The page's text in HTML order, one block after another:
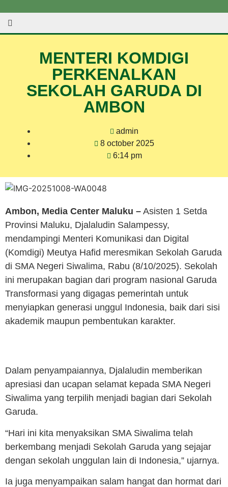
MENTERI KOMDIGI
PERKENALKAN
SEKOLAH GARUDA DI
AMBON
admin
8 october 2025
6:14 pm
Ambon, Media Center Maluku – Asisten 1 Setda
Provinsi Maluku, Djalaludin Salampessy,
mendampingi Menteri Komunikasi dan Digital
(Komdigi) Meutya Hafid meresmikan Sekolah Garuda
di SMA Negeri Siwalima, Rabu (8/10/2025). Sekolah
ini merupakan bagian dari program nasional Garuda
Transformasi yang digagas pemerintah untuk
menyiapkan generasi unggul Indonesia, baik dari sisi
akademik maupun pembentukan karakter.
Dalam penyampaiannya, Djalaludin memberikan
apresiasi dan ucapan selamat kepada SMA Negeri
Siwalima yang terpilih menjadi bagian dari Sekolah
Garuda.
“Hari ini kita menyaksikan SMA Siwalima telah
berkembang menjadi Sekolah Garuda yang sejajar
dengan sekolah unggulan lain di Indonesia,” ujarnya.
Ia juga menyampaikan salam hangat dan hormat dari